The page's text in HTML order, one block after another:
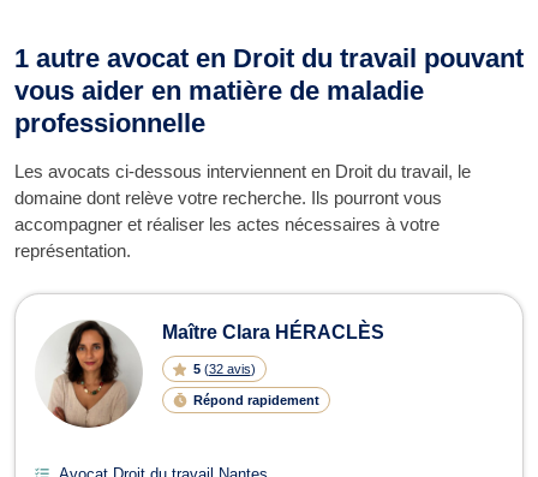
1 autre avocat en Droit du travail pouvant
vous aider en matière de maladie
professionnelle
Les avocats ci-dessous interviennent en Droit du travail, le
domaine dont relève votre recherche. Ils pourront vous
accompagner et réaliser les actes nécessaires à votre
représentation.
Maître Clara HÉRACLÈS
5 (32 avis)
Répond rapidement